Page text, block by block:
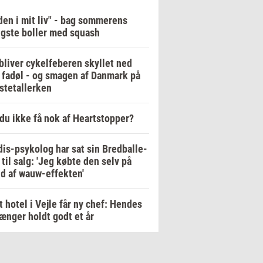
i mit liv" - bag sommerens
boller med squash
cykelfeberen skyllet ned
fadøl - og smagen af Danmark på
ikke få nok af Heartstopper?
psykolog har sat sin Bredballe-
salg: 'Jeg købte den selv på
af wauw-effekten'
hotel i Vejle får ny chef: Hendes
holdt godt et år